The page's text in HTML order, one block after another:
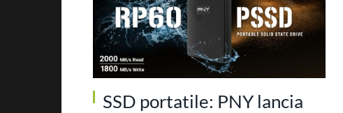
SSD portatile: PNY lancia